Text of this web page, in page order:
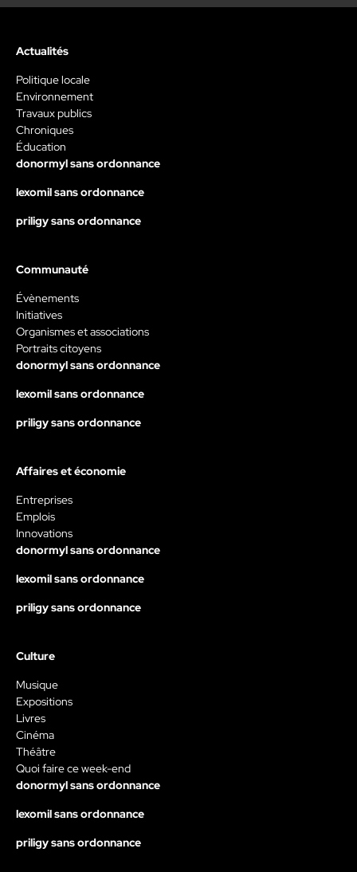
Actualités
Politique locale
Environnement
Travaux publics
Chroniques
Éducation
donormyl sans ordonnance
lexomil sans ordonnance
priligy sans ordonnance
Communauté
Évènements
Initiatives
Organismes et associations
Portraits citoyens
donormyl sans ordonnance
lexomil sans ordonnance
priligy sans ordonnance
Affaires et économie
Entreprises
Emplois
Innovations
donormyl sans ordonnance
lexomil sans ordonnance
priligy sans ordonnance
Culture
Musique
Expositions
Livres
Cinéma
Théâtre
Quoi faire ce week-end
donormyl sans ordonnance
lexomil sans ordonnance
priligy sans ordonnance